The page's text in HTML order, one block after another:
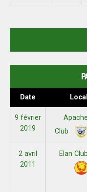
Date Local
9 février
2019
Apache
Club
2 avril
2011
Elan Club